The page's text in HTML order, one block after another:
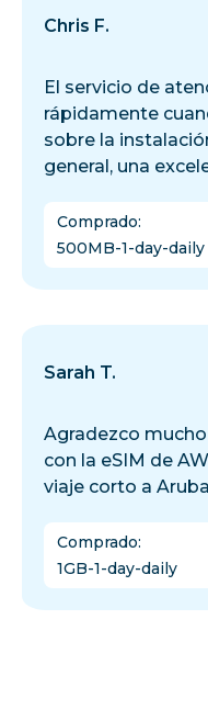
Chris F.
El servicio de
rápidamente
sobre la
general, una
Comprado:
500MB-1-day-daily
Sarah T.
Agradezco
con la eSIM de
viaje corto a
Comprado:
1GB-1-day-daily